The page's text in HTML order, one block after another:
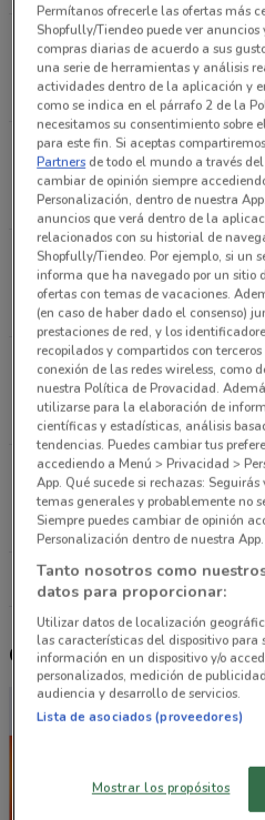
Av. Coyoacán No. 521,
México
366 m
Av. Coyoacan No. 1435
Valle Centro, Ciudad De
2.2 km
Doctor Vértiz No. 543,
Narvarte, Ciudad De
2.3 km
Calle Vicente Eguía No.
Chapultepec. Ciudad De
2.8 km
Av. Coruña s/n, Col.
México
4.2 km
Otros catálogos cercanos
Permítanos ofrecerle las ofertas más
Shopfully/Tiendeo puede ver
compras diarias de acuerdo a sus
una serie de herramientas y análisis
actividades dentro de la aplicación y
como se indica en el párrafo 2 de la
necesitamos su consentimiento sobre
para este fin. Si aceptas
Partners de todo el mundo a través
cambiar de opinión siempre
Personalización, dentro de nuestra
anuncios que verá dentro de la
relacionados con su historial de
Shopfully/Tiendeo. Por ejemplo, si un
informa que ha navegado por un sitio
ofertas con temas de vacaciones.
(en caso de haber dado el consenso)
prestaciones de red, y los
recopilados y compartidos con
conexión de las redes wireless, como
nuestra Política de Provacidad.
utilizarse para la elaboración de
científicas y estadísticas, análisis
tendencias. Puedes cambiar tus
accediendo a Menú > Privacidad >
App. Qué sucede si rechazas:
temas generales y probablemente no
Siempre puedes cambiar de opinión
Personalización dentro de nuestra App.
Tanto nosotros como
datos para proporcionar:
Utilizar datos de localización
las características del dispositivo
información en un dispositivo y/o
personalizados, medición de
audiencia y desarrollo de servicios.
Lista de asociados (proveedores)
Mostrar los propósitos